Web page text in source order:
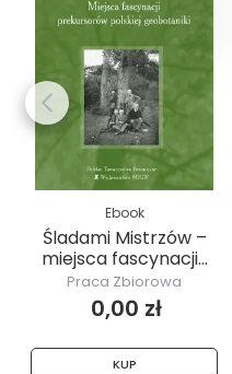
Ebook
Śladami Mistrzów –
miejsca fascynacji...
Praca Zbiorowa
0,00 zł
KUP